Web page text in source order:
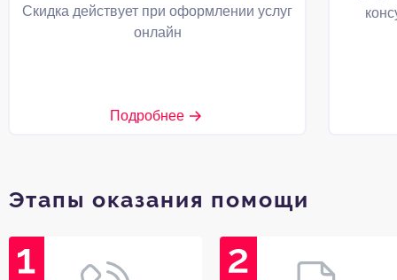
Скидка действует при оформлении услуг
онлайн
Подробнее
Этапы оказания помощи